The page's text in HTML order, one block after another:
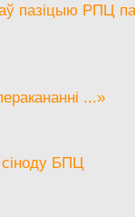
пазіцыю РПЦ
...»
БПЦ